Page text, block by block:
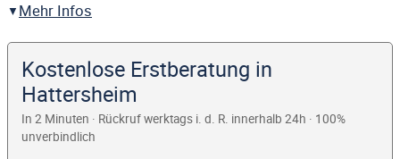
Mehr Infos
Kostenlose Erstberatung in
Hattersheim
In 2 Minuten · Rückruf werktags i. d. R. innerhalb 24h · 100%
unverbindlich